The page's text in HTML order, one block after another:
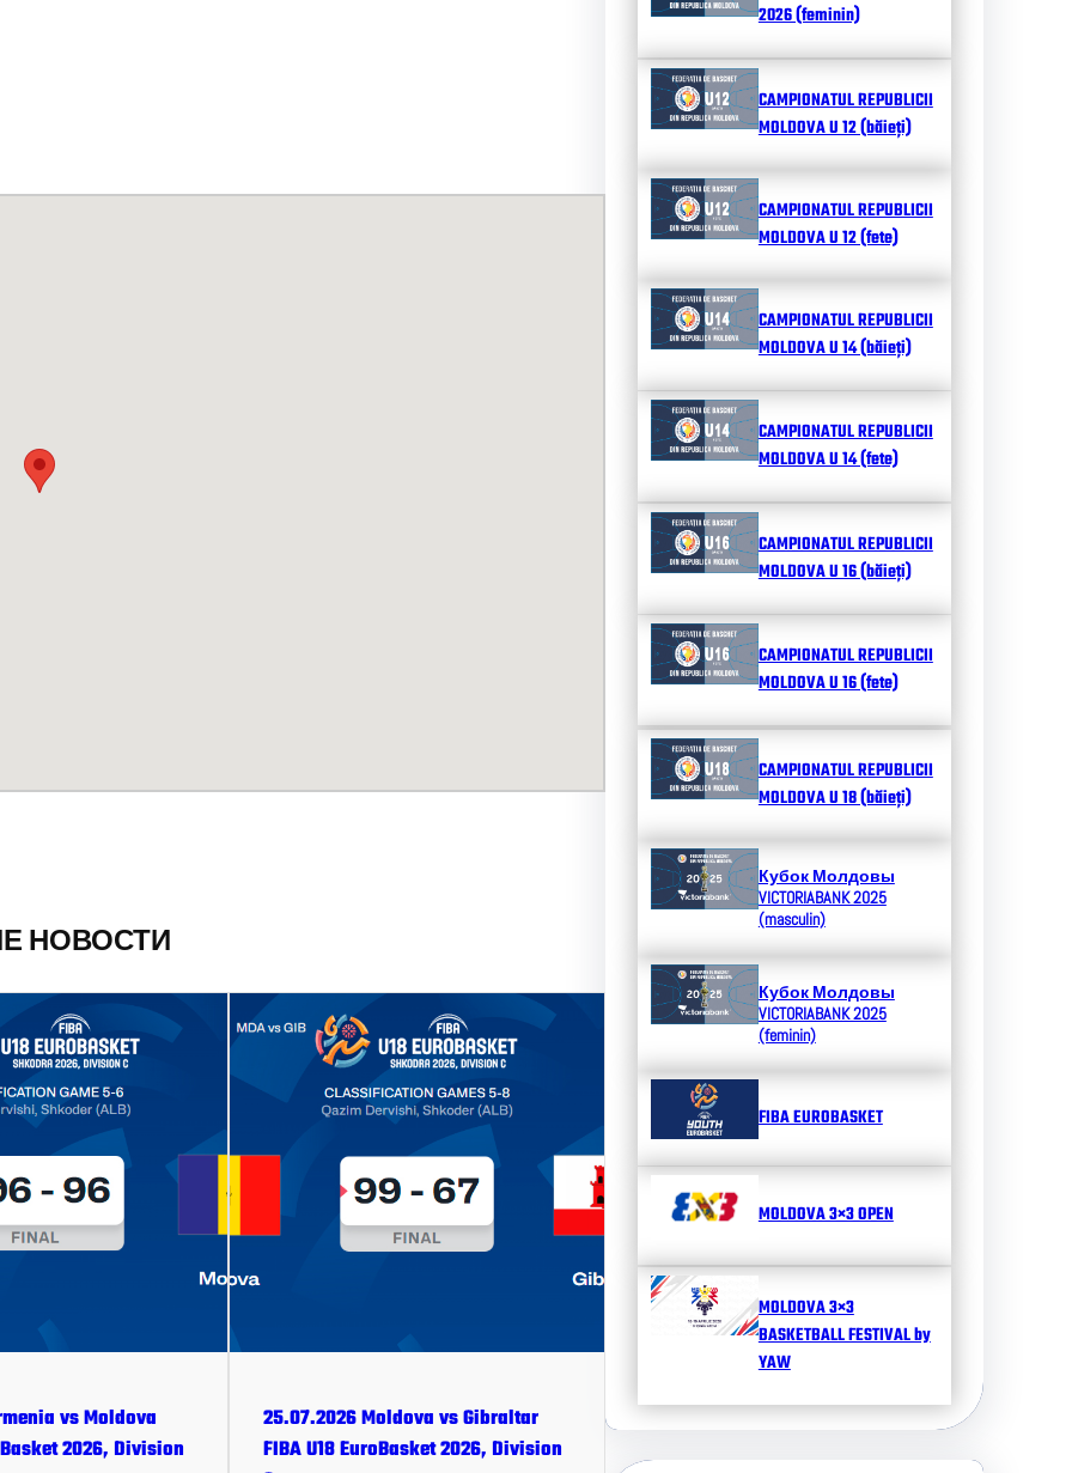
НОВОСТИ
vs Moldova
2026, Division
25.07.2026 Moldova vs Gibraltar
FIBA U18 EuroBasket 2026, Division
2026 (feminin)
CAMPIONATUL REPUBLICII
MOLDOVA U 12 (băieți)
CAMPIONATUL REPUBLICII
MOLDOVA U 12 (fete)
CAMPIONATUL REPUBLICII
MOLDOVA U 14 (băieți)
CAMPIONATUL REPUBLICII
MOLDOVA U 14 (fete)
CAMPIONATUL REPUBLICII
MOLDOVA U 16 (băieți)
CAMPIONATUL REPUBLICII
MOLDOVA U 16 (fete)
CAMPIONATUL REPUBLICII
MOLDOVA U 18 (băieți)
Кубок Молдовы
VICTORIABANK 2025
(masculin)
Кубок Молдовы
VICTORIABANK 2025
(feminin)
FIBA EUROBASKET
MOLDOVA 3×3 OPEN
MOLDOVA 3×3
BASKETBALL FESTIVAL by
YAW